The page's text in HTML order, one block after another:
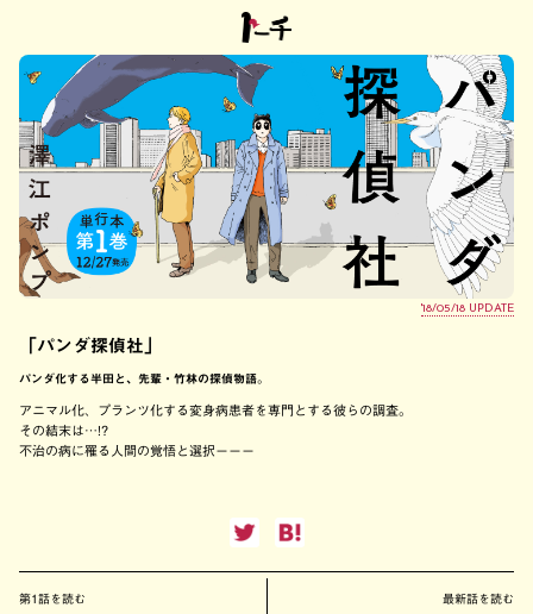
'18/05/18 UPDATE
「パンダ探偵社」
パンダ化する半田と、先輩・竹林の探偵物語。
アニマル化、プランツ化する変身病患者を専門とする彼らの調査。
その結末は…!?
不治の病に罹る人間の覚悟と選択ーーー
第1話を読む 最新話を読む